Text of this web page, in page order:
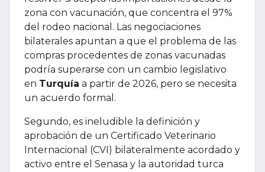
zona con vacunación, que concentra el 97%
del rodeo nacional. Las negociaciones
bilaterales apuntan a que el problema de las
compras procedentes de zonas vacunadas
podría superarse con un cambio legislativo
en Turquía a partir de 2026, pero se necesita
un acuerdo formal.
Segundo, es ineludible la definición y
aprobación de un Certificado Veterinario
Internacional (CVI) bilateralmente acordado y
activo entre el Senasa y la autoridad turca